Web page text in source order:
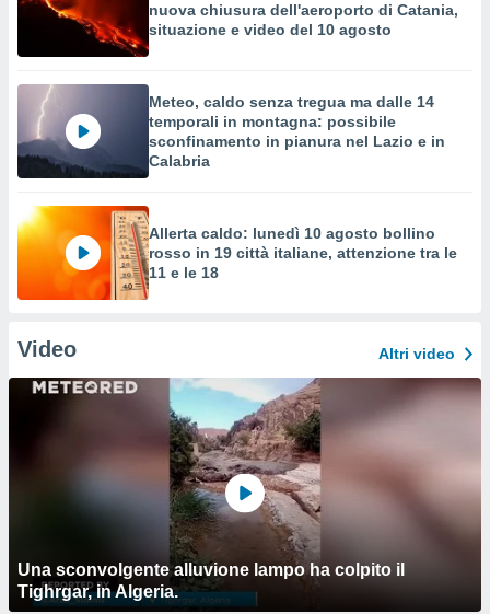
nuova chiusura dell'aeroporto di Catania,
situazione e video del 10 agosto
Meteo, caldo senza tregua ma dalle 14
temporali in montagna: possibile
sconfinamento in pianura nel Lazio e in
Calabria
Allerta caldo: lunedì 10 agosto bollino
rosso in 19 città italiane, attenzione tra le
11 e le 18
Video Altri video
Una sconvolgente alluvione lampo ha colpito il
Tighrgar, in Algeria.